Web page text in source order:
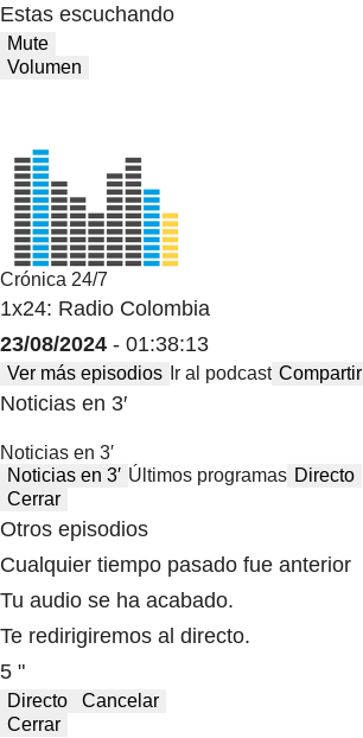
Estas escuchando
Mute
Volumen
Crónica 24/7
1x24: Radio Colombia
23/08/2024 - 01:38:13
Ver más episodios Ir al podcast Compartir
Noticias en 3′
Noticias en 3′
Noticias en 3′ Últimos programas Directo
Cerrar
Otros episodios
Cualquier tiempo pasado fue anterior
Tu audio se ha acabado.
Te redirigiremos al directo.
5 "
Directo
Cancelar
Cerrar